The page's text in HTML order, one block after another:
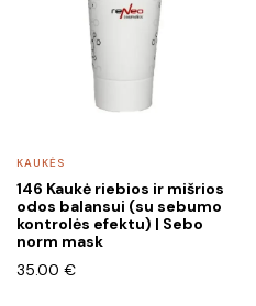
KAUKĖS
146 Kaukė riebios ir mišrios
odos balansui (su sebumo
kontrolės efektu) | Sebo
norm mask
35.00 €